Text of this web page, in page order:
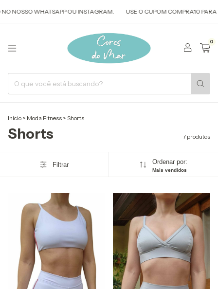
WHATSAPP OU INSTAGRAM. USE O CUPOM COMPRA10 PARA
0
Início > Moda Fitness > Shorts
Shorts 7 produtos
Filtrar Ordenar por:
Mais vendidos